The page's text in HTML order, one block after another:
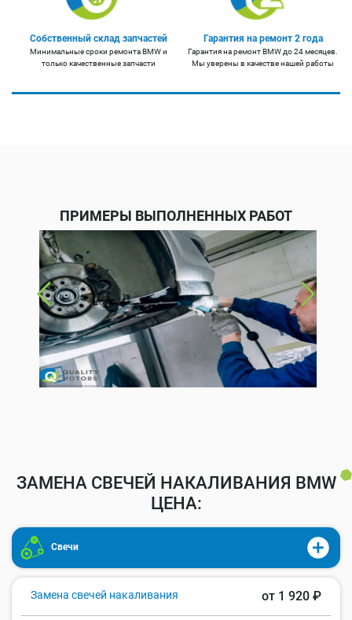
Собственный склад запчастей
Минимальные сроки ремонта BMW и
только качественные запчасти
Гарантия на ремонт 2 года
Гарантия на ремонт BMW до 24 месяцев.
Мы уверены в качестве нашей работы
ПРИМЕРЫ ВЫПОЛНЕННЫХ РАБОТ
ЗАМЕНА СВЕЧЕЙ НАКАЛИВАНИЯ BMW
ЦЕНА:
Свечи
Замена свечей накаливания от 1 920 ₽